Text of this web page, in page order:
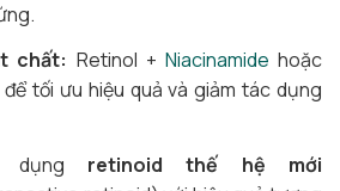
chất: Retinol + Niacinamide hoặc
tối ưu hiệu quả và giảm tác dụng
dụng retinoid thế hệ mới